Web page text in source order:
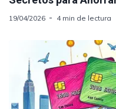
19/04/2026 4 min de lectura